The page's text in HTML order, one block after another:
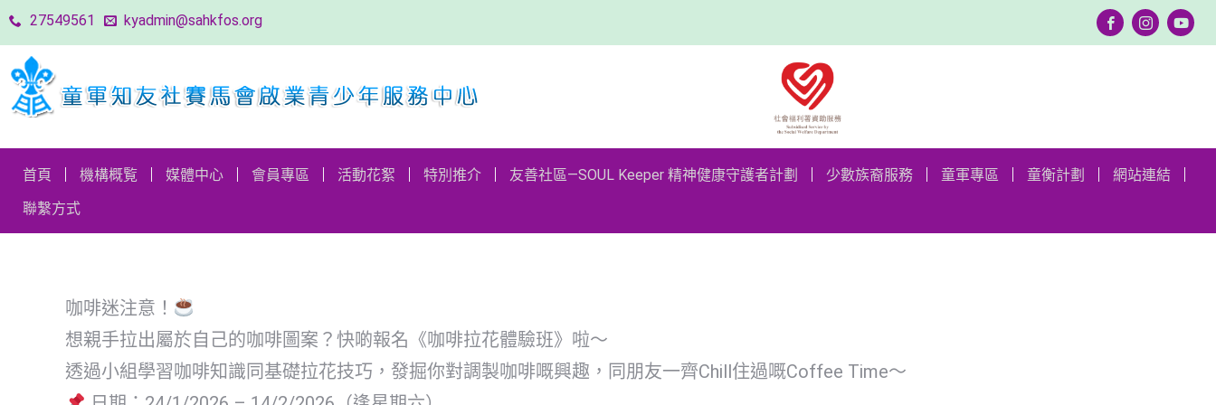
27549561 kyadmin@sahkfos.org
首頁 機構概覧 媒體中心 會員專區 活動花絮 特別推介 友善社區—SOUL Keeper 精神健康守護者計劃 少數族裔服務 童軍專區 童衡計劃
網站連結
聯繫方式
網站連結
聯繫方式
咖啡迷注意！
想親手拉出屬於自己的咖啡圖案？快啲報名《咖啡拉花體驗班》啦～
透過小組學習咖啡知識同基礎拉花技巧，發掘你對調製咖啡嘅興趣，同朋友一齊Chill住過嘅Coffee Time～